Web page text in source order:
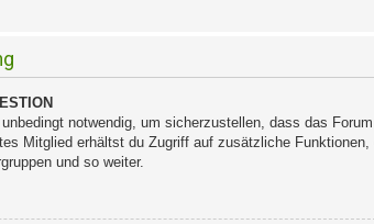
notwendig, um sicherzustellen, dass das
Mitglied erhältst du Zugriff auf zusätzliche
und so weiter.